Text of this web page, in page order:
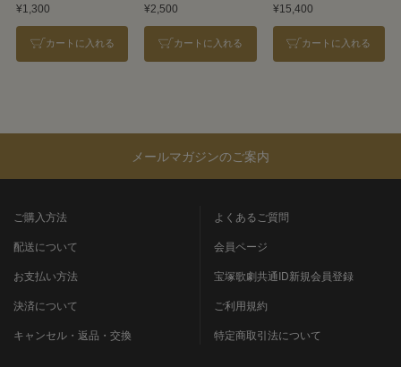
¥1,300
カートに入れる
¥2,500
カートに入れる
¥15,400
カートに入れる
メールマガジンのご案内
ご購入方法
配送について
お支払い方法
決済について
キャンセル・返品・交換
よくあるご質問
会員ページ
宝塚歌劇共通ID新規会員登録
ご利用規約
特定商取引法について